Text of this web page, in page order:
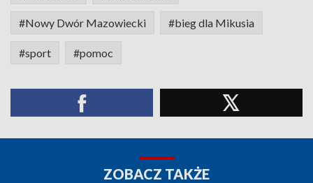
#Nowy Dwór Mazowiecki #bieg dla Mikusia
#sport #pomoc
ZOBACZ TAKŻE